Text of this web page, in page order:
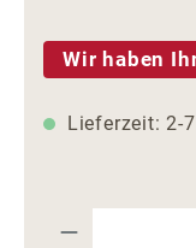
Wir haben
Lieferzeit: 2-
Produkt